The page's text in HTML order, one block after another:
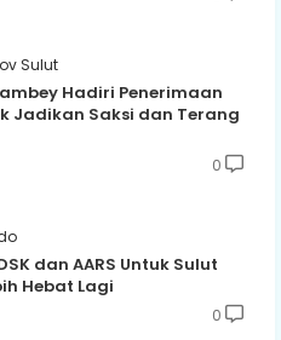
Sulut
Hadiri Penerimaan
Jadikan Saksi dan Terang
0
dan AARS Untuk Sulut
Hebat Lagi
0